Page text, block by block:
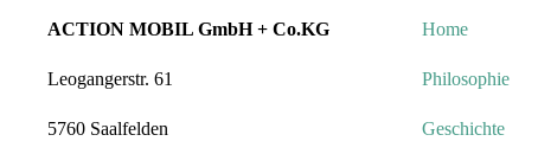
ACTION MOBIL GmbH + Co.KG
Leogangerstr. 61
5760 Saalfelden
Home
Philosophie
Geschichte